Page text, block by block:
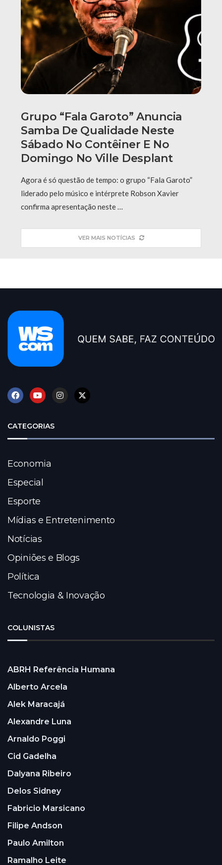
Grupo “Fala Garoto” Anuncia
Samba De Qualidade Neste
Sábado No Contêiner E No
Domingo No Ville Desplant
Agora é só questão de tempo: o grupo “Fala Garoto”
liderado pelo músico e intérprete Robson Xavier
confirma apresentação neste …
VER MAIS NOTÍCIAS
CATEGORIAS
Economia
Especial
Esporte
Mídias e Entretenimento
Notícias
Opiniões e Blogs
Política
Tecnologia & Inovação
COLUNISTAS
ABRH Referência Humana
Alberto Arcela
Alek Maracajá
Alexandre Luna
Arnaldo Poggi
Cid Gadelha
Dalyana Ribeiro
Delos Sidney
Fabricio Marsicano
Filipe Andson
Paulo Amilton
Ramalho Leite